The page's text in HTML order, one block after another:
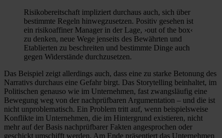
Risikobereitschaft impliziert durchaus auch, sich über
bestimmte Regeln hinwegzusetzen. Positiv gesehen ist
ein risikoaffiner Manager in der Lage, ›out of the box‹
zu denken, neue Wege jenseits des Bewährten und
Etablierten zu beschreiten und bestimmte Dinge auch
gegen Widerstände durchzusetzen.
Das Beispiel zeigt allerdings auch, dass eine zu starke Betonung des
Narrativs durchaus eine Gefahr birgt. Das Storytelling beinhaltet, im
Politischen genauso wie im Unternehmen, fast zwangsläufig eine
Bewegung weg von der nachprüfbaren Argumentation – und die ist
nicht unproblematisch. Ein Problem tritt auf, wenn beispielsweise
Konflikte im Unternehmen, die im Hintergrund existieren, nicht
mehr auf der Basis nachprüfbarer Fakten angesprochen oder
geschickt umschifft werden. Am Ende präsentiert das Unternehmen